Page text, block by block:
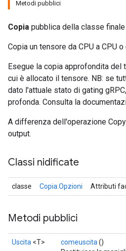
Metodi pubblici
Copia pubblica della classe finale
Copia un tensore da CPU a CPU o
Esegue la copia approfondita del
cui è allocato il tensore. NB: se
dato l'attuale stato di gating
profonda. Consulta la
A differenza dell'operazione
output.
Classi nidificate
classe Copia.Opzioni Attributi
Metodi pubblici
Uscita <T> comeuscita ()